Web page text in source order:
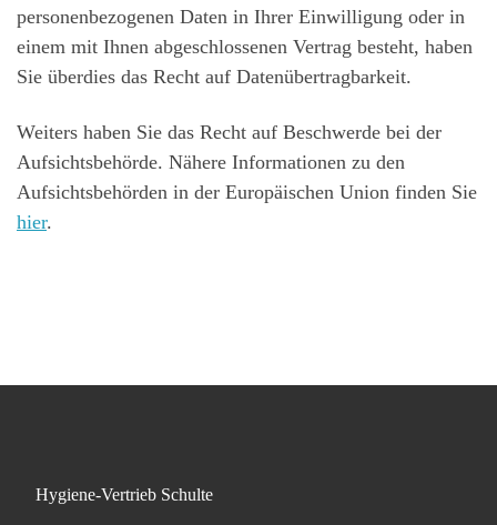
personenbezogenen Daten in Ihrer Einwilligung oder in
einem mit Ihnen abgeschlossenen Vertrag besteht, haben
Sie überdies das Recht auf Datenübertragbarkeit.
Weiters haben Sie das Recht auf Beschwerde bei der
Aufsichtsbehörde. Nähere Informationen zu den
Aufsichtsbehörden in der Europäischen Union finden Sie
hier.
Hygiene-Vertrieb Schulte